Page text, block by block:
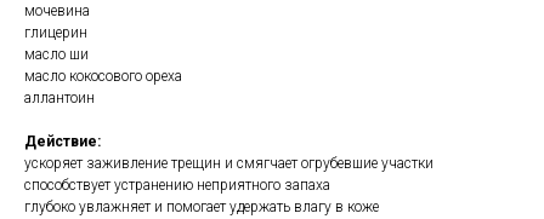
мочевина
глицерин
масло ши
масло кокосового ореха
аллантоин
Действие:
ускоряет заживление трещин и смягчает огрубевшие участки
способствует устранению неприятного запаха
глубоко увлажняет и помогает удержать влагу в коже